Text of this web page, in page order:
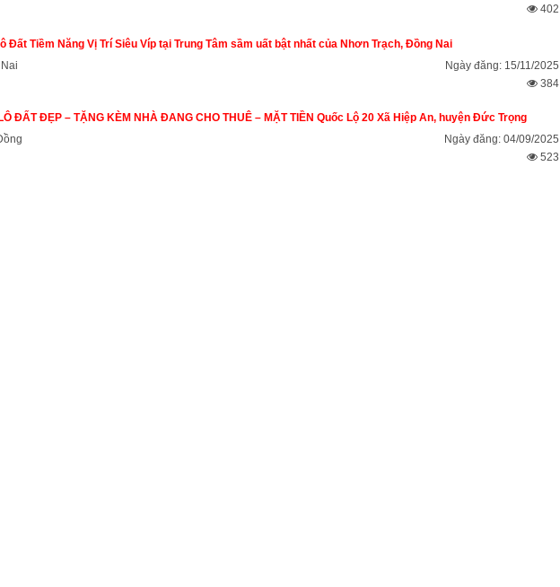
402
Đất Tiềm Năng Vị Trí Siêu Víp tại Trung Tâm sầm uất bật nhất của Nhơn Trạch, Đồng Nai
Ngày đăng: 15/11/2025
384
ĐẤT ĐẸP – TẶNG KÈM NHÀ ĐANG CHO THUÊ – MẶT TIỀN Quốc Lộ 20 Xã Hiệp An, huyện Đức Trọng
Ngày đăng: 04/09/2025
523